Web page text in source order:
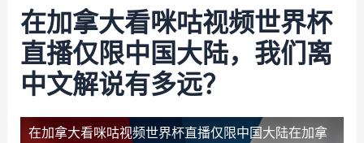
在加拿大看咪咕视频世界杯
直播仅限中国大陆，我们离
中文解说有多远？
在加拿大看咪咕视频世界杯直播仅限中国大陆在加拿